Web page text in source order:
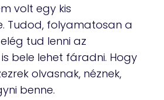
volt egy kis
Tudod, folyamatosan a
tud lenni az
bele lehet fáradni. Hogy
olvasnak, néznek,
benne.